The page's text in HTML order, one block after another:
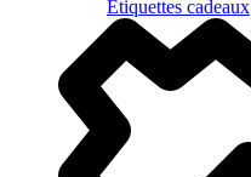
Étiquettes cadeaux